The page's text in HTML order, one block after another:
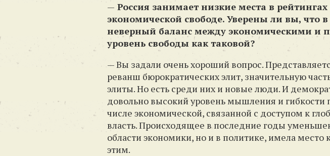
— Россия занимает низкие места в
экономической свободе. Уверены ли вы, что
неверный баланс между экономическими и
уровень свободы как таковой?
— Вы задали очень хороший вопрос.
реванш бюрократических элит, значительную
элиты. Но есть среди них и новые люди. И
довольно высокий уровень мышления и гибкости
числе экономической, связанной с доступом к
власть. Происходящее в последние годы
области экономики, но и в политике, имела место
этим.